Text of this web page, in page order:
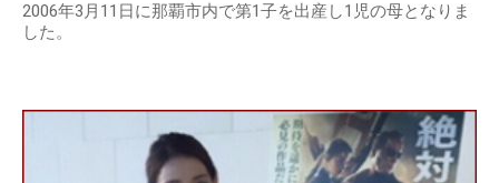
2006年3月11日に那覇市内で第1子を出産し1児の母となりま
した。